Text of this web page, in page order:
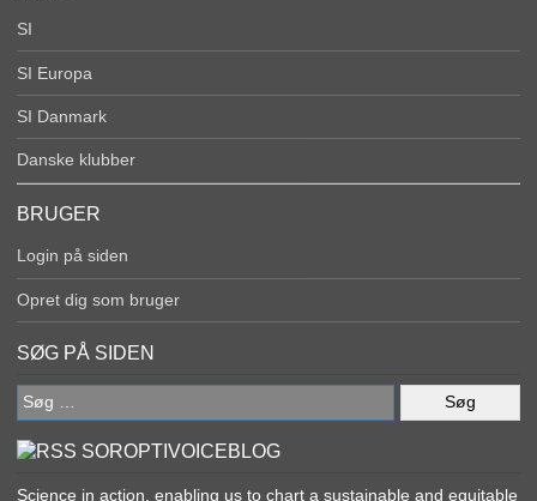
SI
SI Europa
SI Danmark
Danske klubber
BRUGER
Login på siden
Opret dig som bruger
SØG PÅ SIDEN
Søg
efter:
SOROPTIVOICEBLOG
Science in action, enabling us to chart a sustainable and equitable